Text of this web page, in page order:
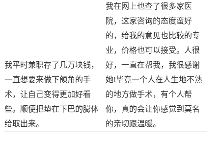
我平时兼职存了几万块钱，
一直想要来做下颌角的手
术，让自己变得更加好看
些。顺便把垫在下巴的膨体
给取出来。
我在网上也查了很多家医
院，这家咨询的态度蛮好
的，给我的意见也比较的专
业，价格也可以接受。人很
好，一直在帮我，我很感谢
她!毕竟一个人在人生地不熟
的地方做手术，有个人帮
你，真的会让你感觉到莫名
的亲切跟温暖。